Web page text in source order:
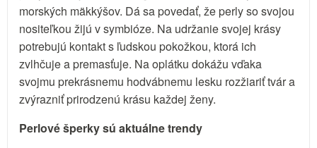
morských mäkkýšov. Dá sa povedať, že perly so svojou
nositeľkou žijú v symbióze. Na udržanie svojej krásy
potrebujú kontakt s ľudskou pokožkou, ktorá ich
zvlhčuje a premasťuje. Na oplátku dokážu vďaka
svojmu prekrásnemu hodvábnemu lesku rozžiariť tvár a
zvýrazniť prirodzenú krásu každej ženy.
Perlové šperky sú aktuálne trendy